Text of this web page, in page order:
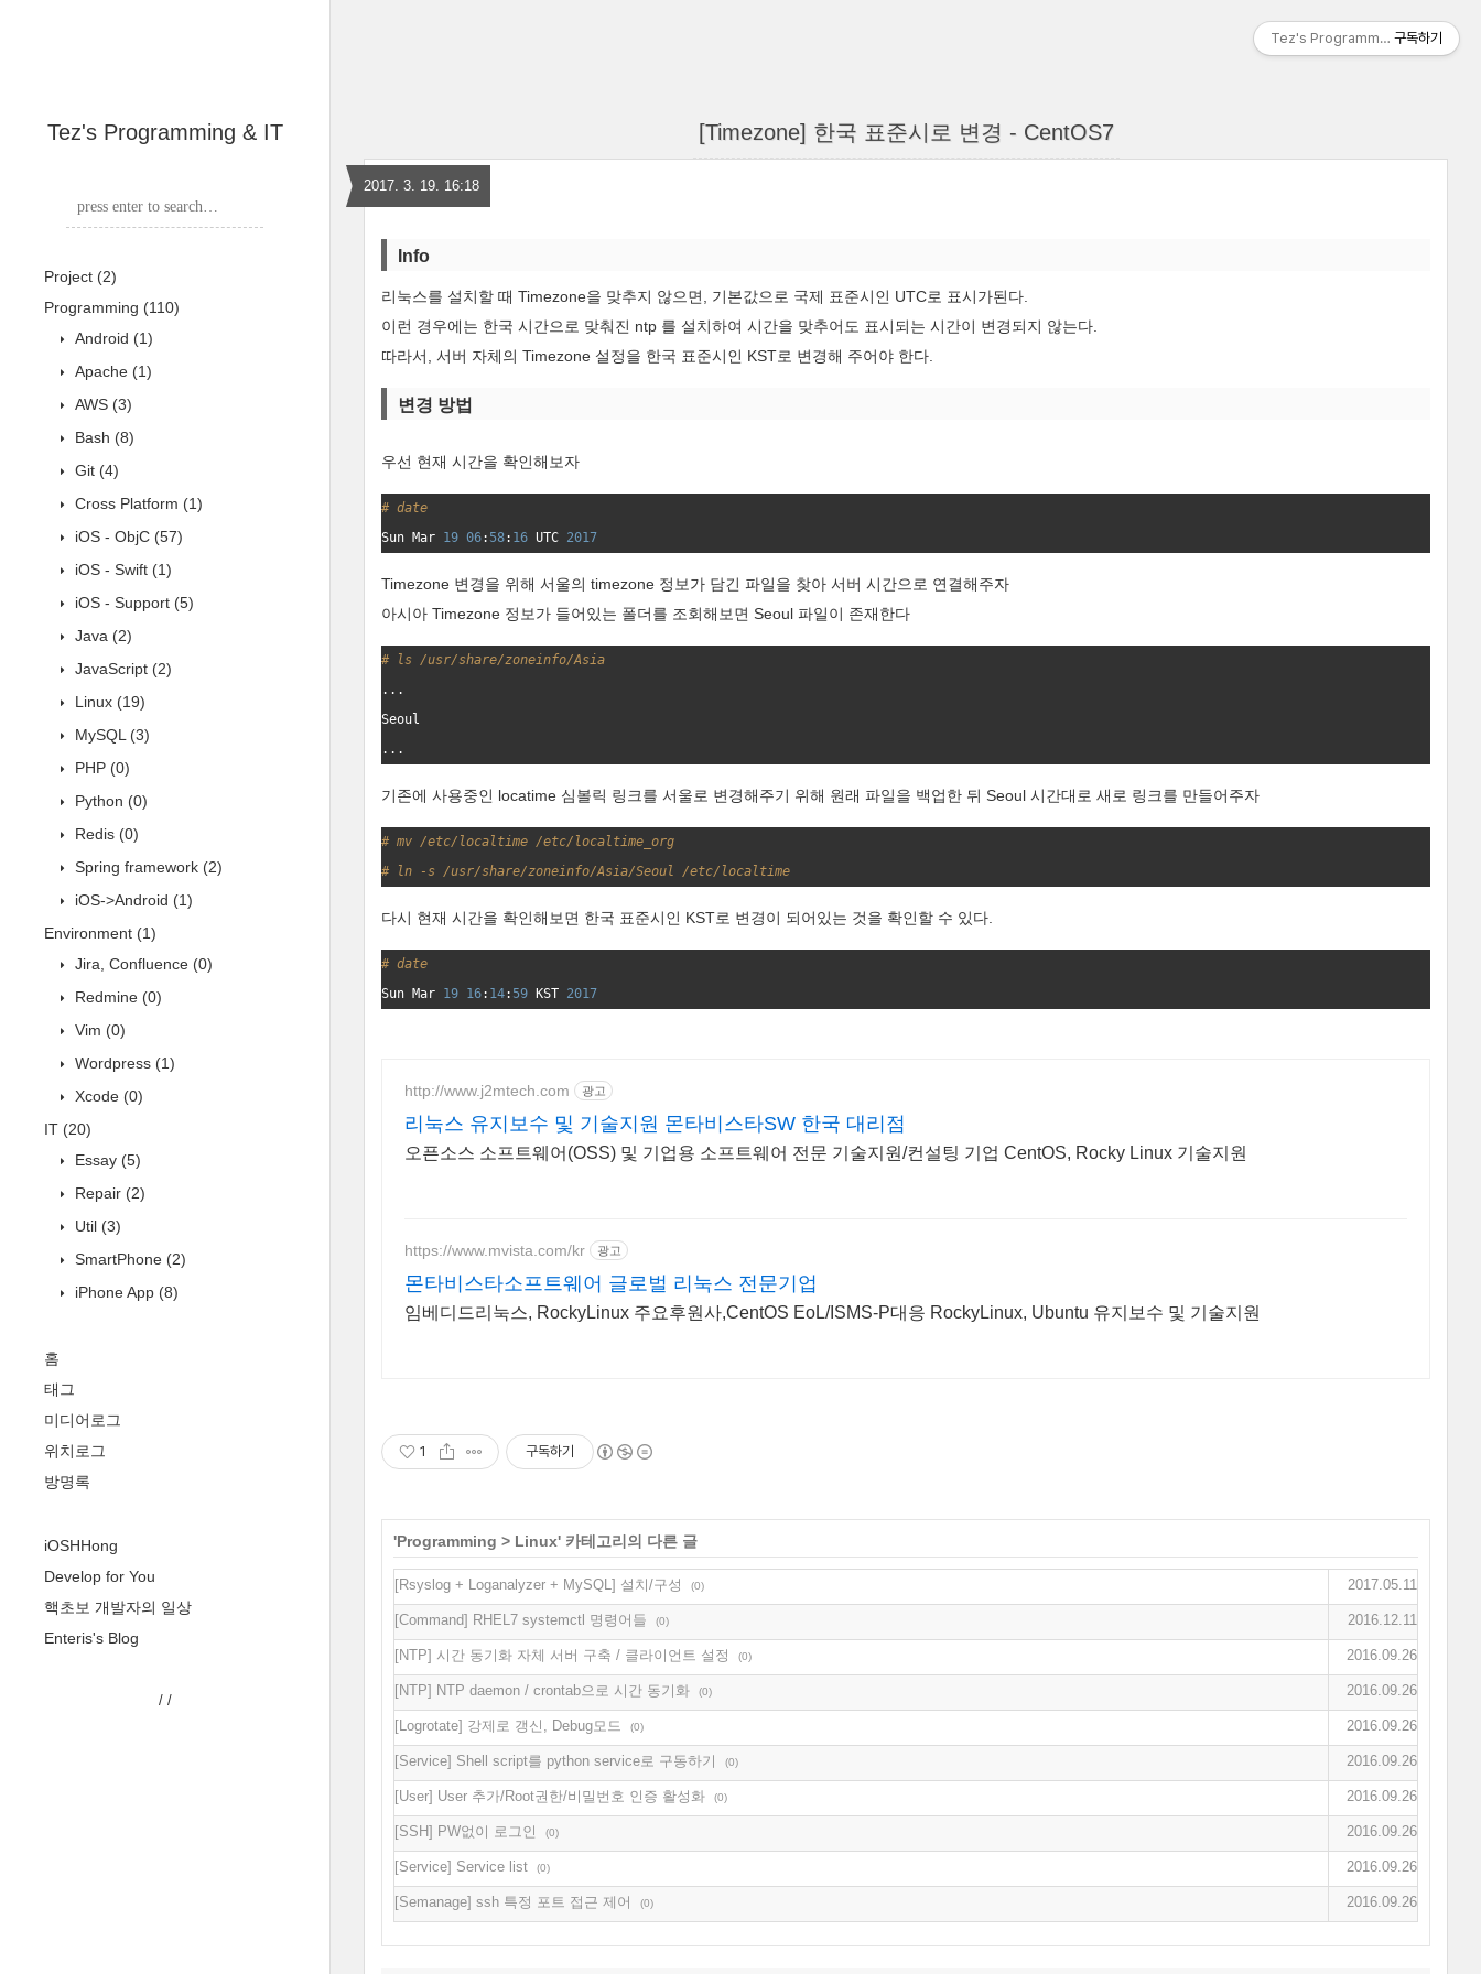
Tez's Programming & IT
Project (2)
Programming (110)
Android (1)
Apache (1)
AWS (3)
Bash (8)
Git (4)
Cross Platform (1)
iOS - ObjC (57)
iOS - Swift (1)
iOS - Support (5)
Java (2)
JavaScript (2)
Linux (19)
MySQL (3)
PHP (0)
Python (0)
Redis (0)
Spring framework (2)
iOS->Android (1)
Environment (1)
Jira, Confluence (0)
Redmine (0)
Vim (0)
Wordpress (1)
Xcode (0)
IT (20)
Essay (5)
Repair (2)
Util (3)
SmartPhone (2)
iPhone App (8)
홈
태그
미디어로그
위치로그
방명록
iOSHHong
Develop for You
핵초보 개발자의 일상
Enteris's Blog
/ /
[Timezone] 한국 표준시로 변경 - CentOS7
2017. 3. 19. 16:18
Info
리눅스를 설치할 때 Timezone을 맞추지 않으면, 기본값으로 국제 표준시인 UTC로 표시가된다.
이런 경우에는 한국 시간으로 맞춰진 ntp 를 설치하여 시간을 맞추어도 표시되는 시간이 변경되지 않는다.
따라서, 서버 자체의 Timezone 설정을 한국 표준시인 KST로 변경해 주어야 한다.
변경 방법
우선 현재 시간을 확인해보자
# date
Sun Mar 19 06: 58: 16 UTC 2017
Timezone 변경을 위해 서울의 timezone 정보가 담긴 파일을 찾아 서버 시간으로 연결해주자
아시아 Timezone 정보가 들어있는 폴더를 조회해보면 Seoul 파일이 존재한다
# ls /usr/share/zoneinfo/Asia
Seoul
기존에 사용중인 locatime 심볼릭 링크를 서울로 변경해주기 위해 원래 파일을 백업한 뒤 Seoul 시간대로 새로 링크를 만들어주자
# mv /etc/localtime /etc/localtime_org
# ln -s /usr/share/zoneinfo/Asia/Seoul /etc/localtime
다시 현재 시간을 확인해보면 한국 표준시인 KST로 변경이 되어있는 것을 확인할 수 있다.
# date
Sun Mar 19 16: 14: 59 KST 2017
http://www.j2mtech.com 광고
리눅스 유지보수 및 기술지원 몬타비스타SW 한국 대리점
오픈소스 소프트웨어(OSS) 및 기업용 소프트웨어 전문 기술지원/컨설팅 기업 CentOS, Rocky Linux 기술지원
https://www.mvista.com/kr 광고
몬타비스타소프트웨어 글로벌 리눅스 전문기업
임베디드리눅스, RockyLinux 주요후원사,CentOS EoL/ISMS-P대응 RockyLinux, Ubuntu 유지보수 및 기술지원
1 구독하기
'Programming > Linux' 카테고리의 다른 글
[Rsyslog + Loganalyzer + MySQL] 설치/구성 (0) 2017.05.11
[Command] RHEL7 systemctl 명령어들 (0) 2016.12.11
[NTP] 시간 동기화 자체 서버 구축 / 클라이언트 설정 (0) 2016.09.26
[NTP] NTP daemon / crontab으로 시간 동기화 (0) 2016.09.26
[Logrotate] 강제로 갱신, Debug모드 (0) 2016.09.26
[Service] Shell script를 python service로 구동하기 (0) 2016.09.26
[User] User 추가/Root권한/비밀번호 인증 활성화 (0) 2016.09.26
[SSH] PW없이 로그인 (0) 2016.09.26
[Service] Service list (0) 2016.09.26
[Semanage] ssh 특정 포트 접근 제어 (0) 2016.09.26
Tez's Programming & IT
구독하기